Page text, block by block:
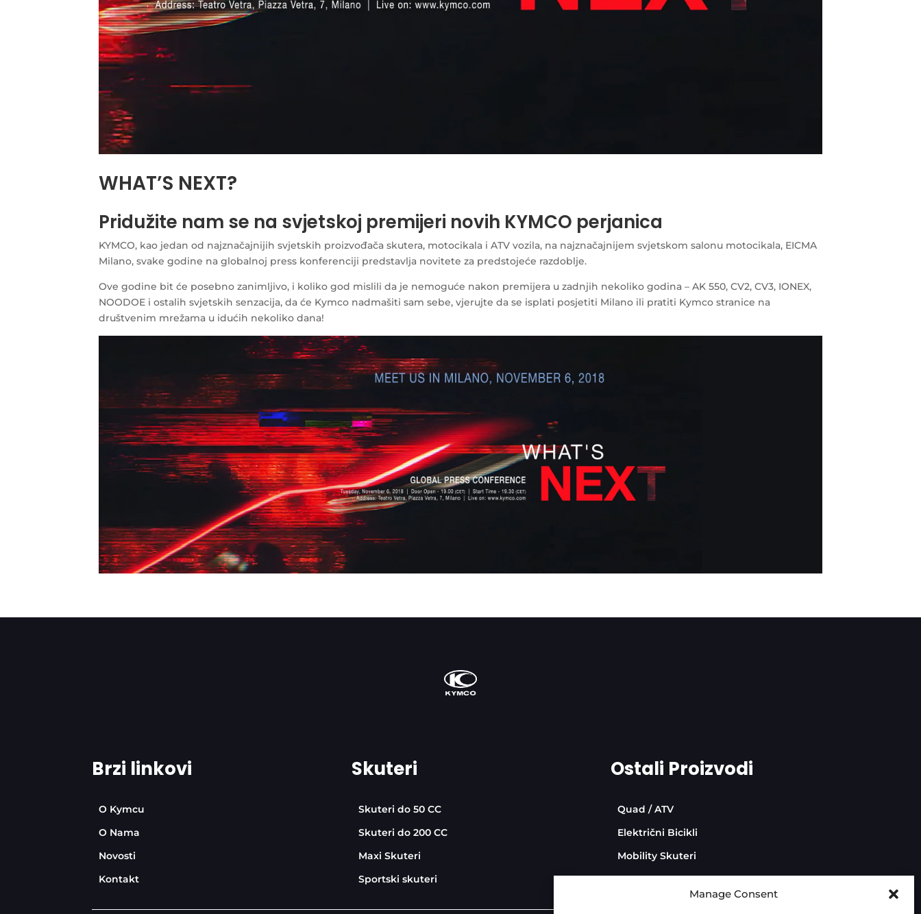
Manage Consent
WHAT’S NEXT?
Pridužite nam se na svjetskoj premijeri novih KYMCO perjanica
KYMCO, kao jedan od najznačajnijih svjetskih proizvođača skutera, motocikala i ATV vozila, na najznačajnijem svjetskom salonu motocikala, EICMA
Milano, svake godine na globalnoj press konferenciji predstavlja novitete za predstojeće razdoblje.
Ove godine bit će posebno zanimljivo, i koliko god mislili da je nemoguće nakon premijera u zadnjih nekoliko godina – AK 550, CV2, CV3, IONEX,
NOODOE i ostalih svjetskih senzacija, da će Kymco nadmašiti sam sebe, vjerujte da se isplati posjetiti Milano ili pratiti Kymco stranice na
društvenim mrežama u idućih nekoliko dana!
Brzi linkovi
O Kymcu
O Nama
Novosti
Kontakt
Skuteri
Skuteri do 50 CC
Skuteri do 200 CC
Maxi Skuteri
Sportski skuteri
Ostali Proizvodi
Quad / ATV
Električni Bicikli
Mobility Skuteri